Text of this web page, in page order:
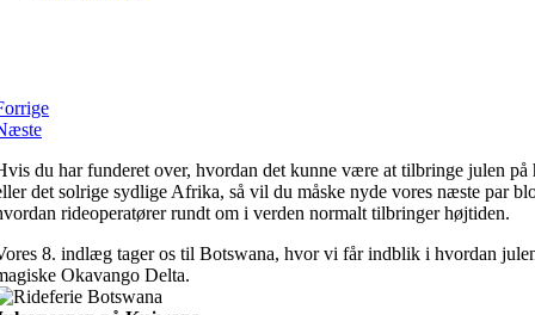
du har funderet over, hvordan det kunne være at tilbringe julen på
det solrige sydlige Afrika, så vil du måske nyde vores næste par
rideoperatører rundt om i verden normalt tilbringer højtiden.
8. indlæg tager os til Botswana, hvor vi får indblik i hvordan
Okavango Delta.